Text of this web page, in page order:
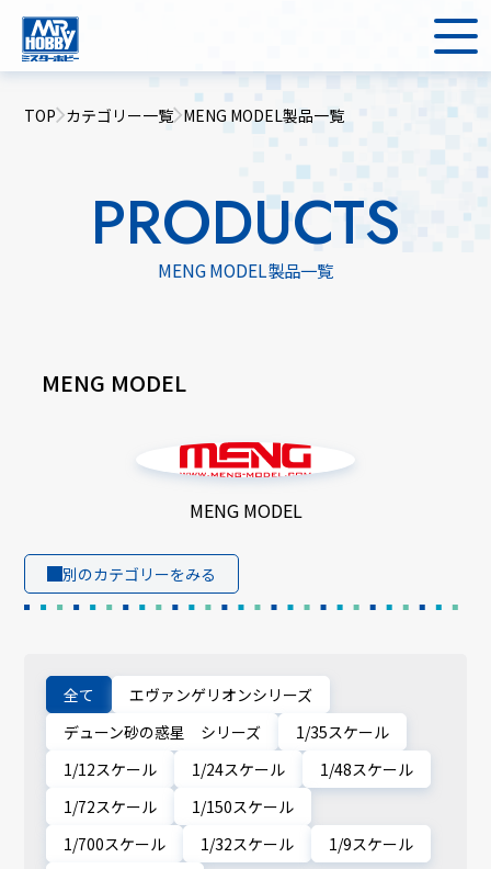
TOP カテゴリー一覧 MENG MODEL製品一覧
PRODUCTS
MENG MODEL製品一覧
MENG MODEL
MENG MODEL
別のカテゴリーをみる
全て
エヴァンゲリオンシリーズ
デューン砂の惑星 シリーズ
1/35スケール
1/12スケール
1/24スケール
1/48スケール
1/72スケール
1/150スケール
1/700スケール
1/32スケール
1/9スケール